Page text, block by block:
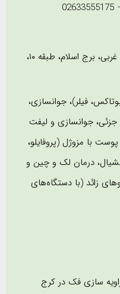
کرج، ۴۵ متری گلشهر، نبش کوکب غربی، برج اسلام، طبقه ۱۰،
فیلر)، جوانسازی،
جوانسازی و لیفت
با مزوژل (پروفایلو،
درمان لک و چین و
زائد (با دستگاه‌های
سازی فک در کرج